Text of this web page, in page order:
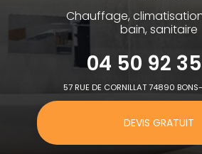
Chauffage,
bain, sanitaire
04 50 92
57 RUE DE CORNILLAT 74890
DEVIS GRATUIT